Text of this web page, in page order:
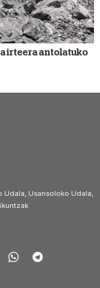
irteera antolatuko
Udala, Usansoloko Udala,